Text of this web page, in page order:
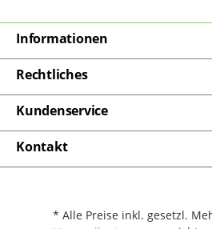
Informationen
Rechtliches
Kundenservice
Kontakt
* Alle Preise inkl. gesetzl.